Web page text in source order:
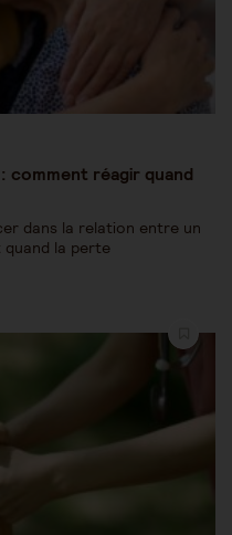
comment réagir quand
dans la relation entre un
la perte